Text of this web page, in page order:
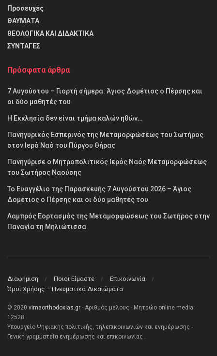
Προσευχές
ΘΑΥΜΑΤΑ
θΕΟΛΟΓΙΚΑ ΚΑΙ ΔΙΔΑΚΤΙΚΑ
ΣΥΝΤΑΓΕΣ
Πρόσφατα άρθρα
7 Αυγούστου – Γιορτή σήμερα: Άγιος Δομέτιος ο Πέρσης και
οι δύο μαθητές του
Η Εκκλησία δεν είναι τμήμα καλών ηθών…
Πανηγυρικός Εσπερινός της Μεταμορφώσεως του Σωτήρος
στον Ιερό Ναό του Πύργου Θήρας
Πανηγύρισε ο Μητροπολιτικός Ιερός Ναός Μεταμορφώσεως
του Σωτήρος Ναούσης
Το Ευαγγέλιο της Παρασκευής 7 Αυγούστου 2026 – Άγιος
Δομέτιος ο Πέρσης και οι δύο μαθητές του
Λαμπρός Εορτασμός της Μεταμορφώσεως του Σωτήρος στην
Παναγία τη Μηλιώτισσα
Διαφήμιση Ποιοι Είμαστε
Επικοινωνία
Όροι Χρήσης – Πνευματικά Δικαιώματα
© 2020 vimaorthodoxias.gr - Αριθμός μέλους - Μητρώο online media:
12528
Υπουργείο Ψηφιακής πολιτικής, τηλεπικοινωνιών και ενημέρωσης -
Γενική γραμματεία ενημέρωσης και επικοινωνίας .